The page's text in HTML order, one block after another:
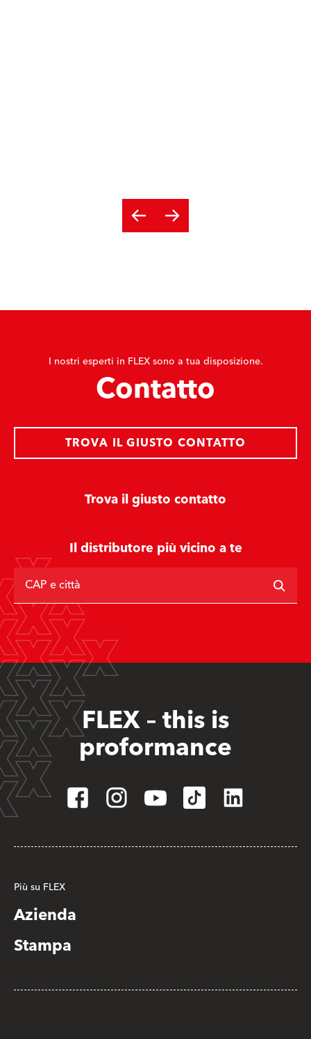
I nostri esperti in FLEX sono a tua disposizione.
Contatto
Trova il giusto contatto
TROVA IL GIUSTO CONTATTO
Il distributore più vicino a te
CAP e città
FLEX – this is
proformance
Più su FLEX
Azienda
Stampa